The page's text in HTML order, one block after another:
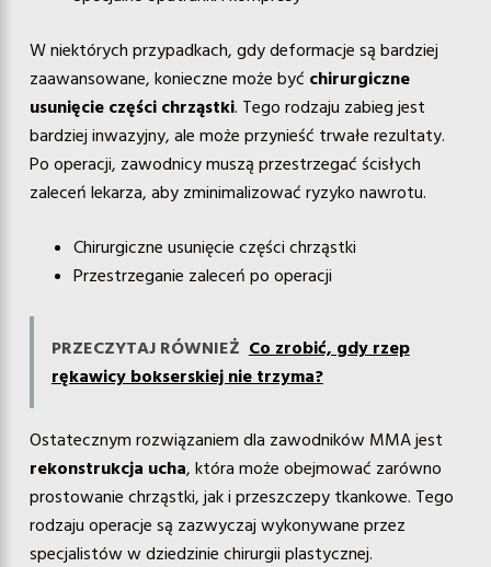
W niektórych przypadkach, gdy deformacje są bardziej
zaawansowane, konieczne może być chirurgiczne
usunięcie części chrząstki. Tego rodzaju zabieg jest
bardziej inwazyjny, ale może przynieść trwałe rezultaty.
Po operacji, zawodnicy muszą przestrzegać ścisłych
zaleceń lekarza, aby zminimalizować ryzyko nawrotu.
Chirurgiczne usunięcie części chrząstki
Przestrzeganie zaleceń po operacji
PRZECZYTAJ RÓWNIEŻ Co zrobić, gdy rzep
rękawicy bokserskiej nie trzyma?
Ostatecznym rozwiązaniem dla zawodników MMA jest
rekonstrukcja ucha, która może obejmować zarówno
prostowanie chrząstki, jak i przeszczepy tkankowe. Tego
rodzaju operacje są zazwyczaj wykonywane przez
specjalistów w dziedzinie chirurgii plastycznej.